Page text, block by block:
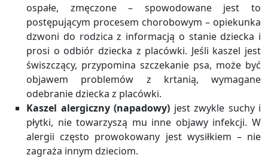
ospałe, zmęczone – spowodowane jest to
postępującym procesem chorobowym – opiekunka
dzwoni do rodzica z informacją o stanie dziecka i
prosi o odbiór dziecka z placówki. Jeśli kaszel jest
świszczący, przypomina szczekanie psa, może być
objawem problemów z krtanią, wymagane
odebranie dziecka z placówki.
Kaszel alergiczny (napadowy) jest zwykle suchy i
płytki, nie towarzyszą mu inne objawy infekcji. W
alergii często prowokowany jest wysiłkiem – nie
zagraża innym dzieciom.